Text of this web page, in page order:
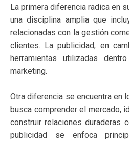
La primera diferencia radica en
una disciplina amplia que
relacionadas con la gestión
clientes. La publicidad, en
herramientas utilizadas
marketing.
Otra diferencia se encuentra en
busca comprender el mercado,
construir relaciones duraderas
publicidad se enfoca